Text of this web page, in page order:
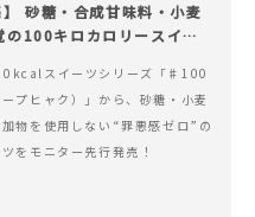
砂糖・合成甘味料・小麦
100キロカロリースイー
スイーツシリーズ「♯100
ープヒャク）」から、砂糖・小麦
物を使用しない“罪悪感ゼロ”の
をモニター先行発売！